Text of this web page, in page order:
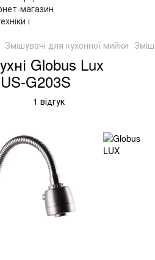
Змішувачі для кухонної мийки
Globus Lux
G203S
1 відгук